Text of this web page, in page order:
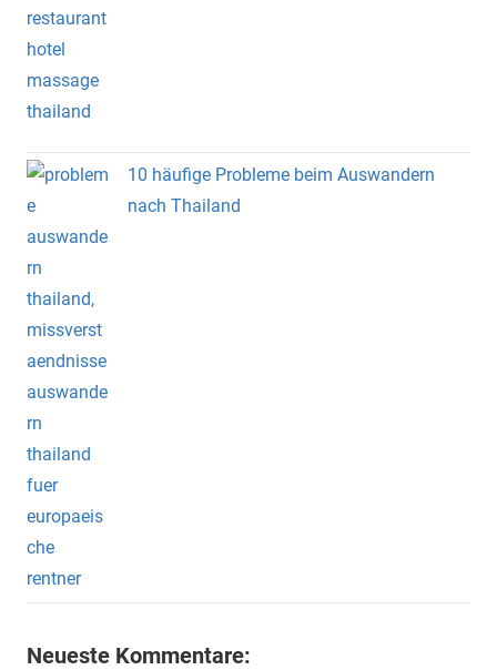
10 häufige Probleme beim Auswandern
nach Thailand
Neueste Kommentare: